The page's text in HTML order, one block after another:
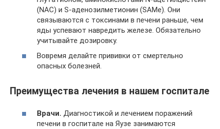
(NAC) и S-аденозилметионин (SAMe). Они
связываются с токсинами в печени раньше, чем
яды успевают навредить железе. Обязательно
учитывайте дозировку.
Вовремя делайте прививки от смертельно
опасных болезней.
Преимущества лечения в нашем госпитале
Врачи. Диагностикой и лечением поражений
печени в госпитале на Яузе занимаются